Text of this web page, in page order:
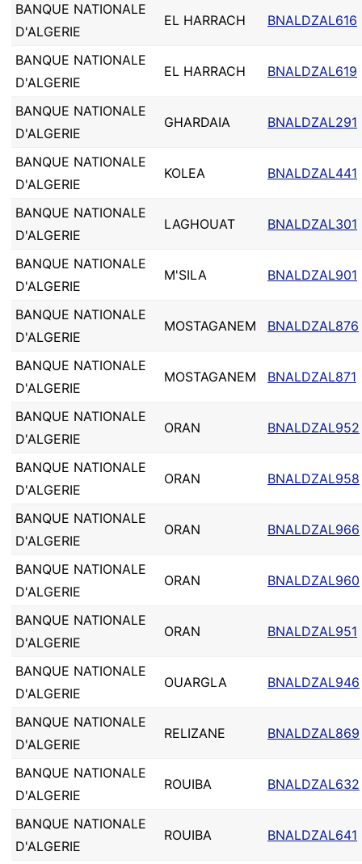
BANQUE NATIONALE
D'ALGERIE
EL HARRACH BNALDZAL616
BANQUE NATIONALE
D'ALGERIE
EL HARRACH BNALDZAL619
BANQUE NATIONALE
D'ALGERIE
GHARDAIA BNALDZAL291
BANQUE NATIONALE
D'ALGERIE
KOLEA BNALDZAL441
BANQUE NATIONALE
D'ALGERIE
LAGHOUAT BNALDZAL301
BANQUE NATIONALE
D'ALGERIE
M'SILA BNALDZAL901
BANQUE NATIONALE
D'ALGERIE
MOSTAGANEM BNALDZAL876
BANQUE NATIONALE
D'ALGERIE
MOSTAGANEM BNALDZAL871
BANQUE NATIONALE
D'ALGERIE
ORAN BNALDZAL952
BANQUE NATIONALE
D'ALGERIE
ORAN BNALDZAL958
BANQUE NATIONALE
D'ALGERIE
ORAN BNALDZAL966
BANQUE NATIONALE
D'ALGERIE
ORAN BNALDZAL960
BANQUE NATIONALE
D'ALGERIE
ORAN BNALDZAL951
BANQUE NATIONALE
D'ALGERIE
OUARGLA BNALDZAL946
BANQUE NATIONALE
D'ALGERIE
RELIZANE BNALDZAL869
BANQUE NATIONALE
D'ALGERIE
ROUIBA BNALDZAL632
BANQUE NATIONALE
D'ALGERIE
ROUIBA BNALDZAL641